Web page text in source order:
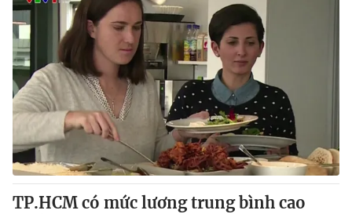
THỜI BÁO VTV
Theo dõi báo trên
Cơ quan chủ quản:Đài Truyền hình Việt Nam
Cơ quan báo chí:Thời báo VTV
Giấy phép hoạt động báo in và báo điện tử số 483/GP-BTTTT
cấp ngày 29/12/2023
Tổng Biên tập:Vũ Thanh Thủy
Phó Tổng Biên tập:Nguyễn Thị Mỹ Hạnh, Phạm Quốc Thắng,
TP.HCM có mức lương trung bình cao